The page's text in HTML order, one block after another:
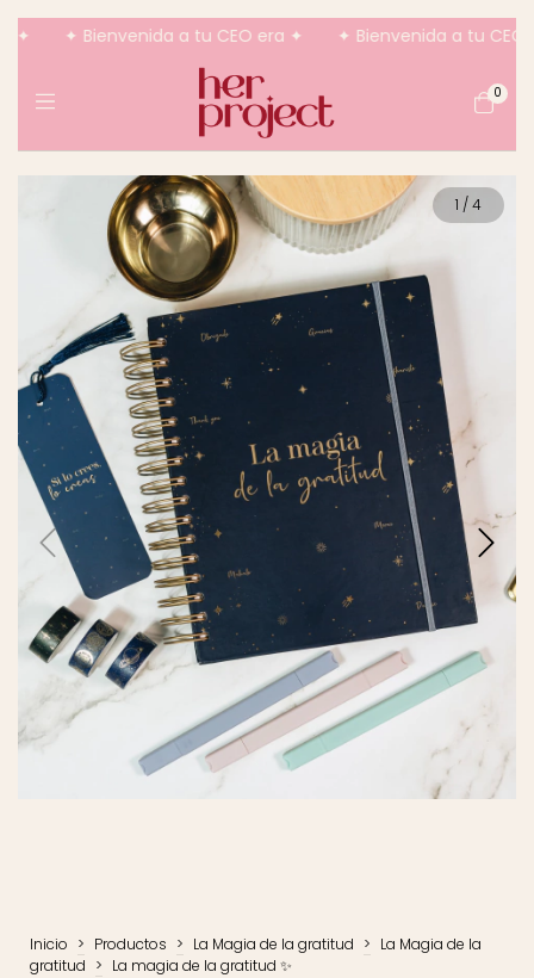
✦ Bienvenida a tu CEO era ✦ ✦ Bienvenida a tu CEO
0
1 /4
Inicio > Productos > La Magia de la gratitud > La Magia de la
gratitud > La magia de la gratitud ✨